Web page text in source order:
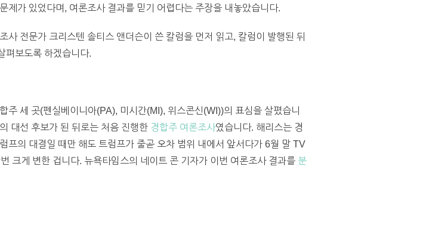
제가 있었다며, 여론조사 결과를 믿기 어렵다는 주장을 내놓았습니다.
전문가 크리스텐 솔티스 앤더슨이 쓴 칼럼을 먼저 읽고, 칼럼이 발행된 뒤
펴보도록 하겠습니다.
주 세 곳(펜실베이니아(PA), 미시간(MI), 위스콘신(WI))의 표심을 살폈습니
대선 후보가 된 뒤로는 처음 진행한 경합주 여론조사였습니다. 해리스는 경
프의 대결일 때만 해도 트럼프가 줄곧 오차 범위 내에서 앞서다가 6월 말 TV
크게 변한 겁니다. 뉴욕타임스의 네이트 콘 기자가 이번 여론조사 결과를 분